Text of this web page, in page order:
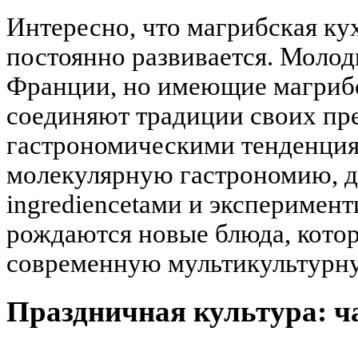
Интересно, что магрибская
постоянно развивается.
Франции, но имеющие
соединяют традиции своих
гастрономическими
молекулярную гастрономию,
ingrediencetами и
рождаются новые блюда,
современную
Праздничная культура: